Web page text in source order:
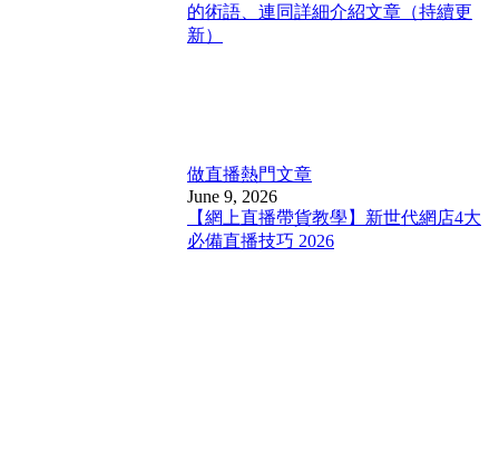
的術語、連同詳細介紹文章（持續更
新）
做直播熱門文章
June 9, 2026
【網上直播帶貨教學】新世代網店4大
必備直播技巧 2026